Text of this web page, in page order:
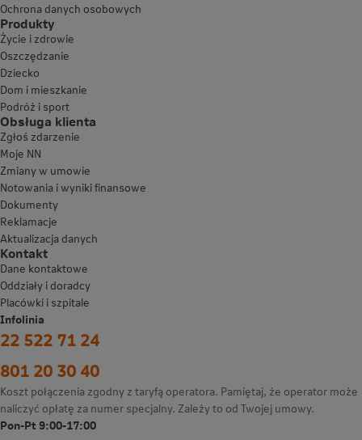
Ochrona danych osobowych
Produkty
Życie i zdrowie
Oszczędzanie
Dziecko
Dom i mieszkanie
Podróż i sport
Obsługa klienta
Zgłoś zdarzenie
Moje NN
Zmiany w umowie
Notowania i wyniki finansowe
Dokumenty
Reklamacje
Aktualizacja danych
Kontakt
Dane kontaktowe
Oddziały i doradcy
Placówki i szpitale
Infolinia
22 522 71 24
801 20 30 40
Koszt połączenia zgodny z taryfą operatora. Pamiętaj, że operator może
naliczyć opłatę za numer specjalny. Zależy to od Twojej umowy.
Pon-Pt 9:00-17:00